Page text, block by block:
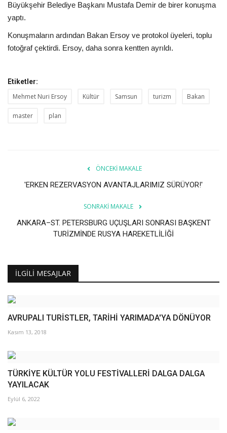
Büyükşehir Belediye Başkanı Mustafa Demir de birer konuşma
yaptı.
Konuşmaların ardından Bakan Ersoy ve protokol üyeleri, toplu
fotoğraf çektirdi. Ersoy, daha sonra kentten ayrıldı.
Etiketler:
Mehmet Nuri Ersoy Kültür Samsun turizm Bakan
master plan
ÖNCEKI MAKALE
'ERKEN REZERVASYON AVANTAJLARIMIZ SÜRÜYOR!'
SONRAKI MAKALE
ANKARA–ST. PETERSBURG UÇUŞLARI SONRASI BAŞKENT
TURİZMİNDE RUSYA HAREKETLİLİĞİ
İLGILI MESAJLAR
AVRUPALI TURİSTLER, TARİHİ YARIMADA'YA DÖNÜYOR
Kasım 13, 2018
TÜRKİYE KÜLTÜR YOLU FESTİVALLERİ DALGA DALGA
YAYILACAK
Eylül 6, 2022